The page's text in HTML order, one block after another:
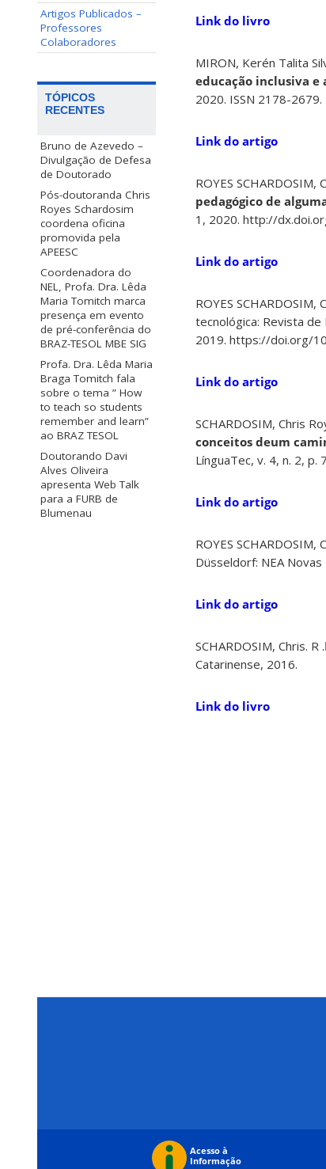
Artigos Publicados –
Professores
Colaboradores
TÓPICOS
RECENTES
Bruno de Azevedo –
Divulgação de Defesa
de Doutorado
Pós-doutoranda Chris
Royes Schardosim
coordena oficina
promovida pela
APEESC
Coordenadora do
NEL, Profa. Dra. Lêda
Maria Tomitch marca
presença em evento
de pré-conferência do
BRAZ-TESOL MBE SIG
Profa. Dra. Lêda Maria
Braga Tomitch fala
sobre o tema ” How
to teach so students
remember and learn”
ao BRAZ TESOL
Doutorando Davi
Alves Oliveira
apresenta Web Talk
para a FURB de
Blumenau
Link do livro
MIRON, Kerén Talita
educação inclusiva e
2020. ISSN 2178-
Link do artigo
ROYES SCHARDOSIM,
pedagógico de
1, 2020. http://
Link do artigo
ROYES SCHARDOSIM,
tecnológica: Revista
2019. https://doi.org/
Link do artigo
SCHARDOSIM, Chris
conceitos deum
LínguaTec, v. 4, n. 2,
Link do artigo
ROYES SCHARDOSIM,
Düsseldorf: NEA
Link do artigo
SCHARDOSIM, Chris. R .
Catarinense, 2016.
Link do livro